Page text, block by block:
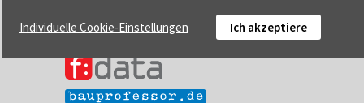
Cookie-Einstellungen
Individuelle Cookie-Einstellungen Ich akzeptiere